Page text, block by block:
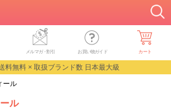
メルマガ・割引 お買い物ガイド カート
料無料 × 取扱ブランド数 日本最大級
ール
ル